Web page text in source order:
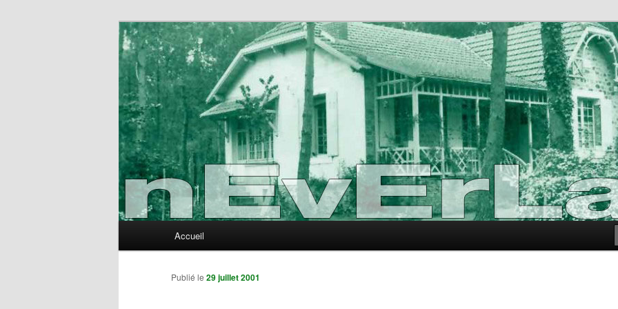
nEvErLaNd
Accueil
Publié le 29 juillet 2001